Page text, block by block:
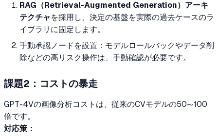
RAG（Retrieval-Augmented Generation）アーキ
テクチャ を採用し、決定の基盤を実際の過去ケースのラ
イブラリに固定します。
手動承認ノードを設置：モデルロールバックやデータ削
除などの高リスク操作は、手動確認が必要です。
課題2：コストの暴走
GPT-4Vの画像分析コストは、従来のCVモデルの50〜100
倍です。
対応策：